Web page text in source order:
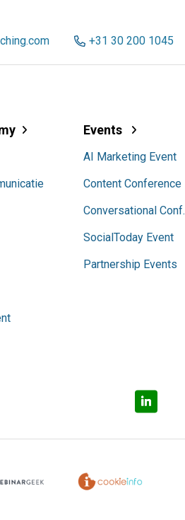
+31 30 200 1045
Events
AI Marketing Event
Content Conference
Conversational Conf.
SocialToday Event
Partnership Events